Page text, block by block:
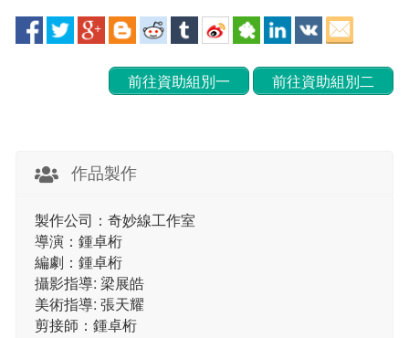
前往資助組別一 前往資助組別二
作品製作
製作公司：奇妙線工作室
導演：鍾卓桁
編劇：鍾卓桁
攝影指導: 梁展皓
美術指導: 張天耀
剪接師：鍾卓桁